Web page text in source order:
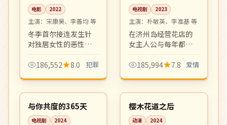
电影 2022
主演： 宋康昊、李善均 等
冬季首尔接连发生针
对独居女性的恶性案
件，老刑警与新人女
搜查官在零下二十度
跑。氛围压抑写实，
硬核犯罪片佳作。
186,552 8.0 犯罪
电视剧 2023
主演： 朴敏英、李准基 等
在济州岛经营花店的
女主人公与每年都会
回到岛上度春假的男
教授间长达十年的若
叙事，疗愈中年观
众。
185,994 7.8 爱情
韩国
高分 12:22
与你共度的365天
电视剧 2024
日本
连载中 12:16
樱木花道之后
动漫 2024